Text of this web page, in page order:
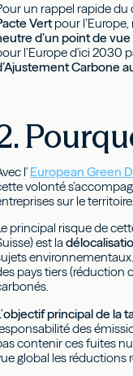
un rappel rapide du
Vertpour
d’un point de
l’Europe d'ici 2030
Carbone
l' European Green
volonté
sur le
principal risque de
est la
pays tiers (réduction
objectif principal de la
des
contenir ces fuites
global les réductions